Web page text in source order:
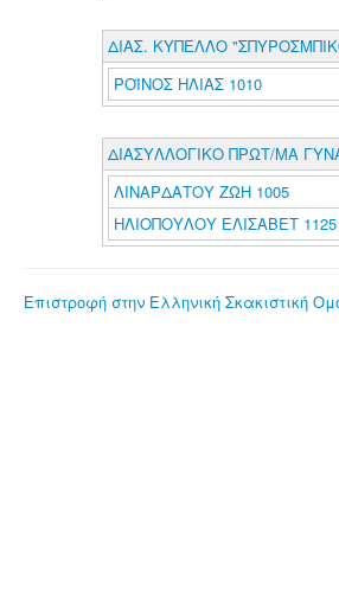
ΔΙΑΣ. ΚΥΠΕΛΛΟ
ΡΟΪΝΟΣ ΗΛΙΑΣ 1010
ΔΙΑΣΥΛΛΟΓΙΚΟ ΠΡΩΤ/ΜΑ
ΛΙΝΑΡΔΑΤΟΥ ΖΩΗ 1005
ΗΛΙΟΠΟΥΛΟΥ ΕΛΙΣΑΒΕΤ 1125
Επιστροφή στην Ελληνική Σκακιστική